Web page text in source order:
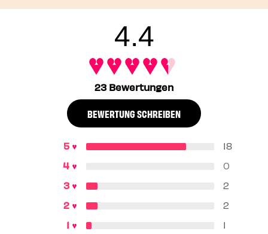
4.4
23 Bewertungen
BEWERTUNG SCHREIBEN
18
0
2
2
1